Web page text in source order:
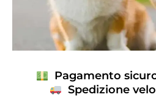
Pagamento
Spedizione